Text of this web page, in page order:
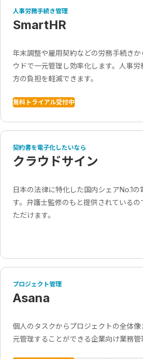
人事労務手続き管理
SmartHR
年末調整や雇用契約などの労務手続き
ウドで一元管理し効率化します。人事
方の負担を軽減できます。
無料トライアル受付中
契約書を電子化したいなら
クラウドサイン
日本の法律に特化した国内シェアNo.1
す。弁護士監修のもと提供されているの
ただけます。
プロジェクト管理
Asana
個人のタスクからプロジェクトの全体
元管理することができる企業向け業務管